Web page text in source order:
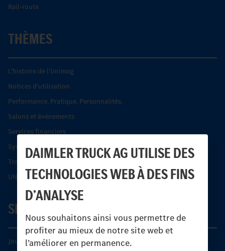
DAIMLER TRUCK AG UTILISE DES
TECHNOLOGIES WEB À DES FINS
D’ANALYSE
Nous souhaitons ainsi vous permettre de
profiter au mieux de notre site web et
l’améliorer en permanence.
Rail-route
THÈMES
L’histoire de l’Unimog
Notices d'utilisation
Performance. Pratique. Personnalités.
Salons et événements
Services financiers
Systèmes de sécurité Econic
Trouver un partenaire
UNI-TOUCH®
SERVICE
Journées diagnostic Technique S.A.V Unimog